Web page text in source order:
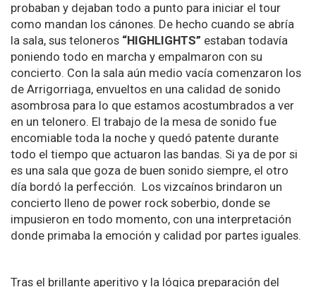
probaban y dejaban todo a punto para iniciar el tour
como mandan los cánones. De hecho cuando se abría
la sala, sus teloneros “HIGHLIGHTS” estaban todavía
poniendo todo en marcha y empalmaron con su
concierto. Con la sala aún medio vacía comenzaron los
de Arrigorriaga, envueltos en una calidad de sonido
asombrosa para lo que estamos acostumbrados a ver
en un telonero. El trabajo de la mesa de sonido fue
encomiable toda la noche y quedó patente durante
todo el tiempo que actuaron las bandas. Si ya de por si
es una sala que goza de buen sonido siempre, el otro
día bordó la perfección. Los vizcaínos brindaron un
concierto lleno de power rock soberbio, donde se
impusieron en todo momento, con una interpretación
donde primaba la emoción y calidad por partes iguales.
Tras el brillante aperitivo y la lógica preparación del